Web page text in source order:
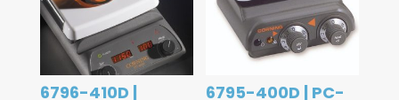
6796-410D |
6795-400D | PC-